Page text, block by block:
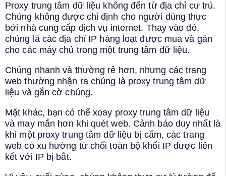
Proxy trung tâm dữ liệu không đến từ địa chỉ cư trú.
Chúng không được chỉ định cho người dùng thực
bởi nhà cung cấp dịch vụ internet. Thay vào đó,
chúng là các địa chỉ IP hàng loạt được mua và gán
cho các máy chủ trong một trung tâm dữ liệu.
Chúng nhanh và thường rẻ hơn, nhưng các trang
web thường nhận ra chúng là proxy trung tâm dữ
liệu và gắn cờ chúng.
Mặt khác, bạn có thể xoay proxy trung tâm dữ liệu
và may mắn hơn khi quét web. Cảnh báo duy nhất là
khi một proxy trung tâm dữ liệu bị cấm, các trang
web có xu hướng từ chối toàn bộ khối IP được liên
kết với IP bị bắt.